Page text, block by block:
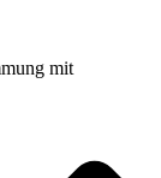
mit